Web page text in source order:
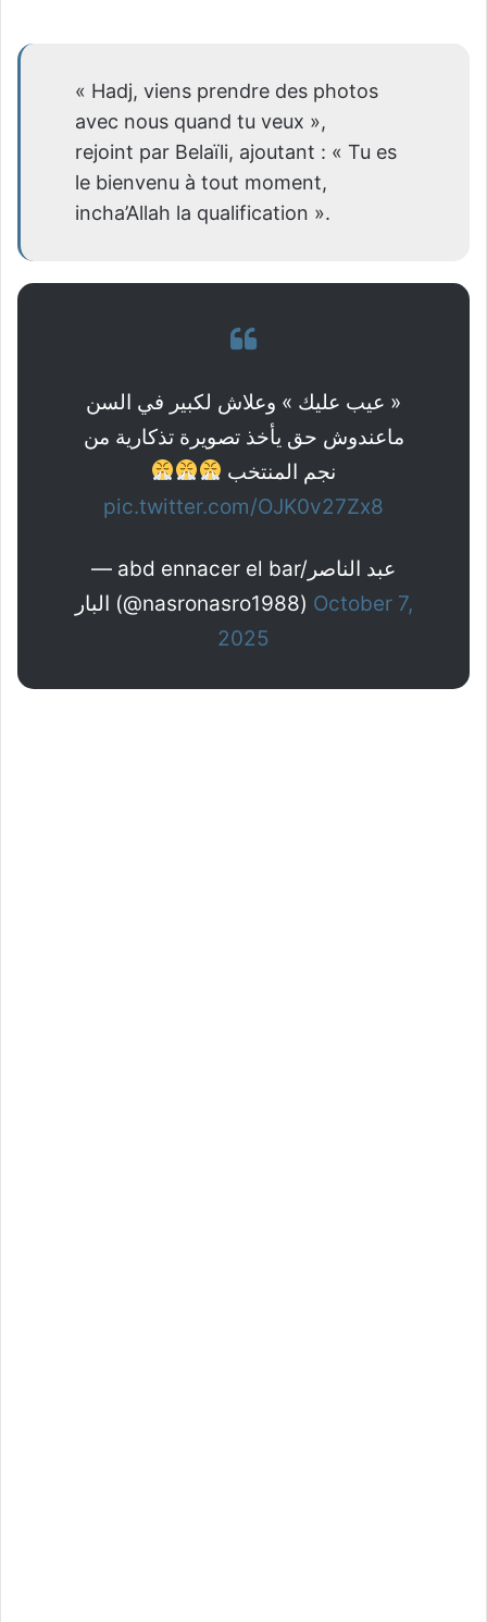
« Hadj, viens prendre des photos
avec nous quand tu veux »,
rejoint par Belaïli, ajoutant : « Tu es
le bienvenu à tout moment,
incha’Allah la qualification ».
« عيب عليك » وعلاش لكبير في السن
ماعندوش حق يأخذ تصويرة تذكارية من
نجم المنتخب
pic.twitter.com/OJK0v27Zx8
— abd ennacer el bar/عبد الناصر
البار (@nasronasro1988) October 7,
2025